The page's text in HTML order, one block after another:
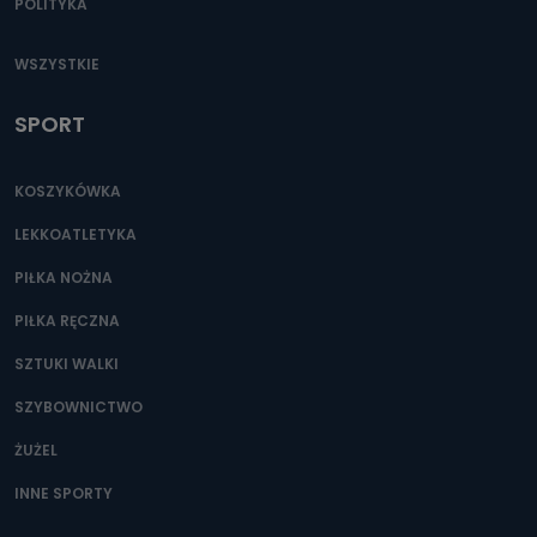
POLITYKA
WSZYSTKIE
SPORT
KOSZYKÓWKA
LEKKOATLETYKA
PIŁKA NOŻNA
PIŁKA RĘCZNA
SZTUKI WALKI
SZYBOWNICTWO
ŻUŻEL
INNE SPORTY